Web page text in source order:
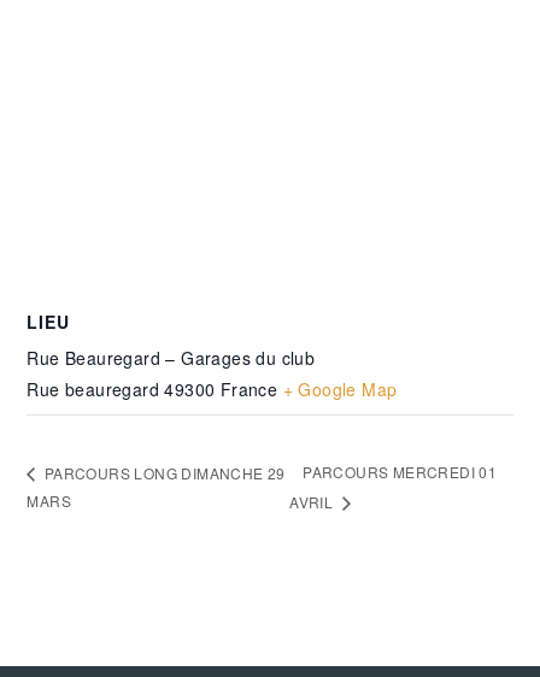
LIEU
Rue Beauregard – Garages du club
Rue beauregard 49300 France + Google Map
PARCOURS LONG DIMANCHE 29
MARS
PARCOURS MERCREDI 01
AVRIL